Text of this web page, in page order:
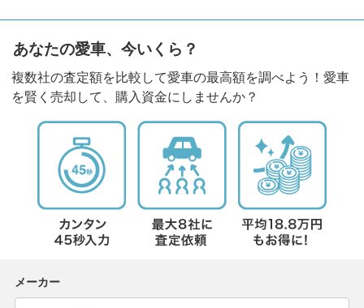
あなたの愛車、今いくら？
複数社の査定額を比較して愛車の最高額を調べよう！愛車
を賢く売却して、購入資金にしませんか？
メーカー